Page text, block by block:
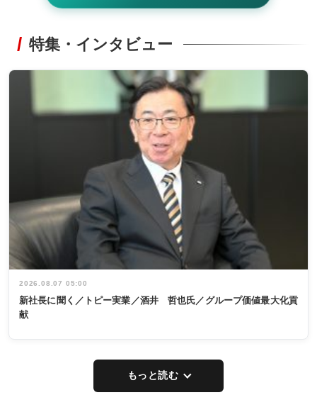
特集・インタビュー
2026.08.07 05:00
新社長に聞く／トピー実業／酒井 哲也氏／グループ価値最大化貢
献
もっと読む